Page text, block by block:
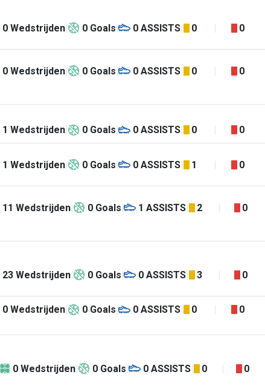
0 Wedstrijden 0 Goals 0 ASSISTS 0 0
0 Wedstrijden 0 Goals 0 ASSISTS 0 0
1 Wedstrijden 0 Goals 0 ASSISTS 0 0
1 Wedstrijden 0 Goals 0 ASSISTS 1 0
11 Wedstrijden 0 Goals 1 ASSISTS 2 0
23 Wedstrijden 0 Goals 0 ASSISTS 3 0
0 Wedstrijden 0 Goals 0 ASSISTS 0 0
0 Wedstrijden 0 Goals 0 ASSISTS 0 0